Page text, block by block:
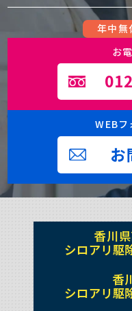
年中無
お
WEBフ
お
香川
シロアリ駆
香
シロアリ駆